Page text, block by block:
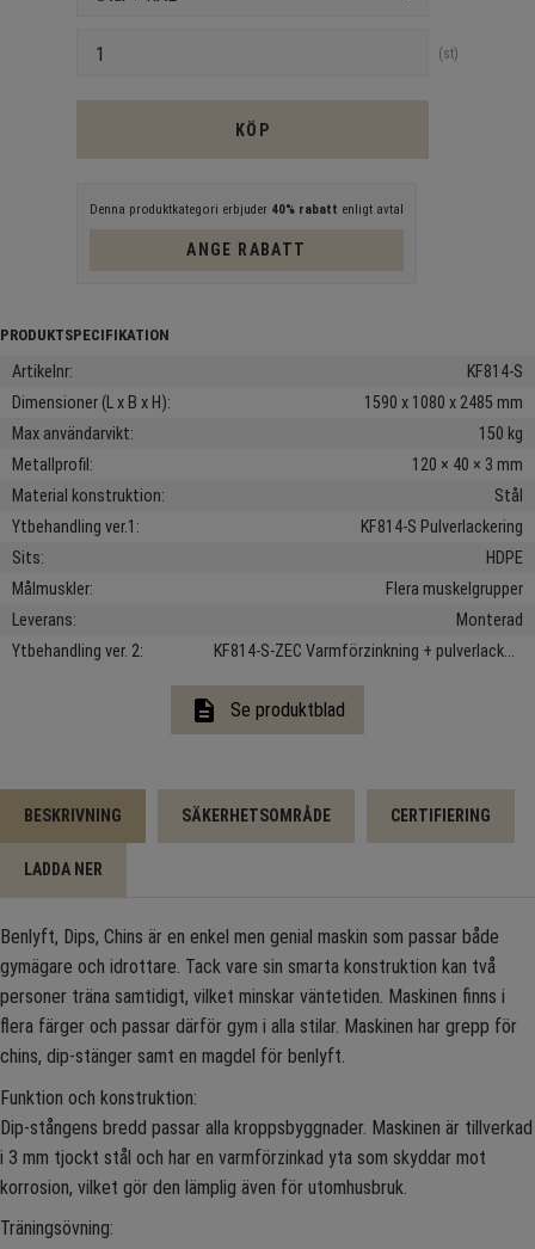
st
KÖP
Denna produktkategori erbjuder 40% rabatt enligt avtal
ANGE RABATT
Artikelnr
KF814-S
Dimensioner (L x B x H)
1590 x 1080 x 2485 mm
Max användarvikt
150 kg
Metallprofil
120 × 40 × 3 mm
Material konstruktion
Stål
Ytbehandling ver.1
KF814-S Pulverlackering
Sits
HDPE
Målmuskler
Flera muskelgrupper
Leverans
Monterad
Ytbehandling ver. 2
KF814-S-ZEC Varmförzinkning + pulverlackering
description Se produktblad
BESKRIVNING SÄKERHETSOMRÅDE CERTIFIERING
LADDA NER
Benlyft, Dips, Chins är en enkel men genial maskin som passar både
gymägare och idrottare. Tack vare sin smarta konstruktion kan två
personer träna samtidigt, vilket minskar väntetiden. Maskinen finns i
flera färger och passar därför gym i alla stilar. Maskinen har grepp för
chins, dip-stänger samt en magdel för benlyft.
Funktion och konstruktion:
Dip-stångens bredd passar alla kroppsbyggnader. Maskinen är tillverkad
i 3 mm tjockt stål och har en varmförzinkad yta som skyddar mot
korrosion, vilket gör den lämplig även för utomhusbruk.
Träningsövning: